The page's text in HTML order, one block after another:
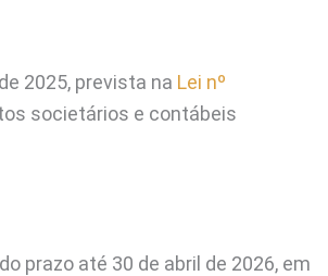
2025, prevista na Lei nº
societários e contábeis
prazo até 30 de abril de 2026, em